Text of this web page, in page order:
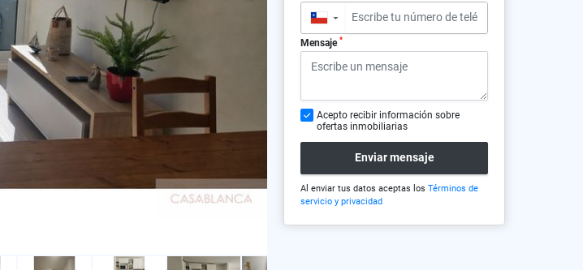
▼
Mensaje *
Acepto recibir información sobre
ofertas inmobiliarias
Enviar mensaje
Al enviar tus datos aceptas los Términos de
servicio y privacidad